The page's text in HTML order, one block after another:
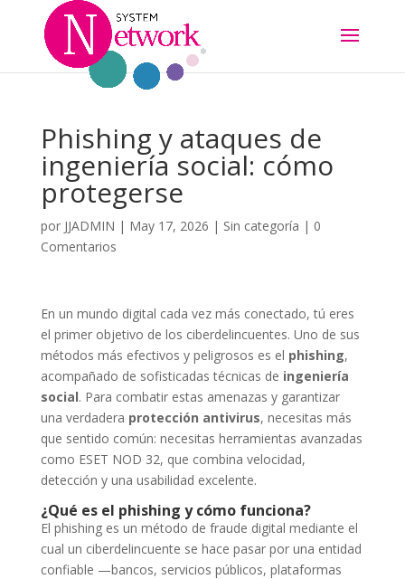
Phishing y ataques de
ingeniería social: cómo
protegerse
por JJADMIN | May 17, 2026 | Sin categoría | 0
Comentarios
En un mundo digital cada vez más conectado, tú eres
el primer objetivo de los ciberdelincuentes. Uno de sus
métodos más efectivos y peligrosos es el phishing,
acompañado de sofisticadas técnicas de ingeniería
social. Para combatir estas amenazas y garantizar
una verdadera protección antivirus, necesitas más
que sentido común: necesitas herramientas avanzadas
como ESET NOD 32, que combina velocidad,
detección y una usabilidad excelente.
¿Qué es el phishing y cómo funciona?
El phishing es un método de fraude digital mediante el
cual un ciberdelincuente se hace pasar por una entidad
confiable —bancos, servicios públicos, plataformas